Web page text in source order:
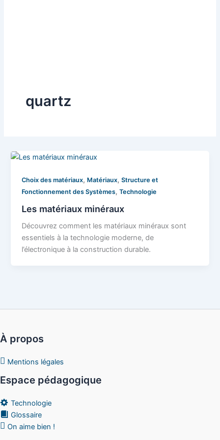
quartz
Choix des matériaux, Matériaux,Structure et
Fonctionnement des Systèmes,Technologie
Les matériaux minéraux
Découvrez comment les matériaux minéraux sont
essentiels à la technologie moderne, de
l’électronique à la construction durable.
À propos
Mentions légales
Espace pédagogique
Technologie
Glossaire
On aime bien !